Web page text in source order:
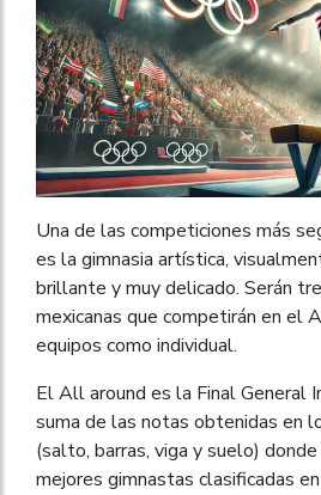
Una de las competiciones más
es la gimnasia artística,
brillante y muy delicado. Serán
mexicanas que competirán en el
equipos como individual.
El All around es la Final General
suma de las notas obtenidas en
(salto, barras, viga y suelo)
mejores gimnastas clasificadas